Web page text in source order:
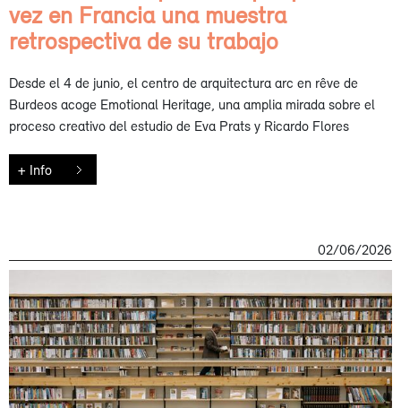
vez en Francia una muestra
retrospectiva de su trabajo
Desde el 4 de junio, el centro de arquitectura arc en rêve de
Burdeos acoge Emotional Heritage, una amplia mirada sobre el
proceso creativo del estudio de Eva Prats y Ricardo Flores
+ Info
02/06/2026